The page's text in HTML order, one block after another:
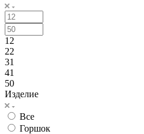
12
22
31
41
50
Изделие
Все
Горшок